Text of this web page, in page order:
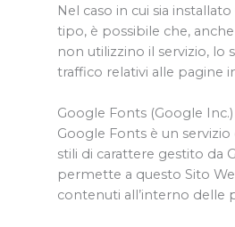
Nel caso in cui sia
tipo, è possibile che,
non utilizzino il servizio, lo
traffico relativi alle pagine
Google Fonts (Google Inc.)
Google Fonts è un servizio
stili di carattere gestito da
permette a questo Sito
contenuti all’interno delle